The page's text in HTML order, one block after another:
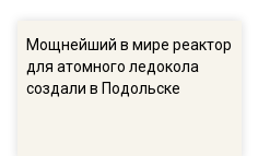
Мощнейший в мире реактор
для атомного ледокола
создали в Подольске